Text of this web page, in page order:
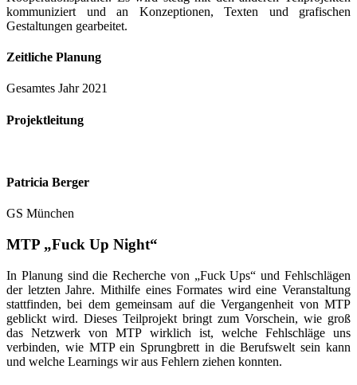
kommuniziert und an Konzeptionen, Texten und grafischen
Gestaltungen gearbeitet.
Zeitliche Planung
Gesamtes Jahr 2021
Projektleitung
Patricia Berger
GS München
MTP „Fuck Up Night“
In Planung sind die Recherche von „Fuck Ups“ und Fehlschlägen
der letzten Jahre. Mithilfe eines Formates wird eine Veranstaltung
stattfinden, bei dem gemeinsam auf die Vergangenheit von MTP
geblickt wird. Dieses Teilprojekt bringt zum Vorschein, wie groß
das Netzwerk von MTP wirklich ist, welche Fehlschläge uns
verbinden, wie MTP ein Sprungbrett in die Berufswelt sein kann
und welche Learnings wir aus Fehlern ziehen konnten.